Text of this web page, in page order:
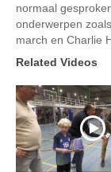
normaal
onderwerpen
march en Charlie
Related Videos